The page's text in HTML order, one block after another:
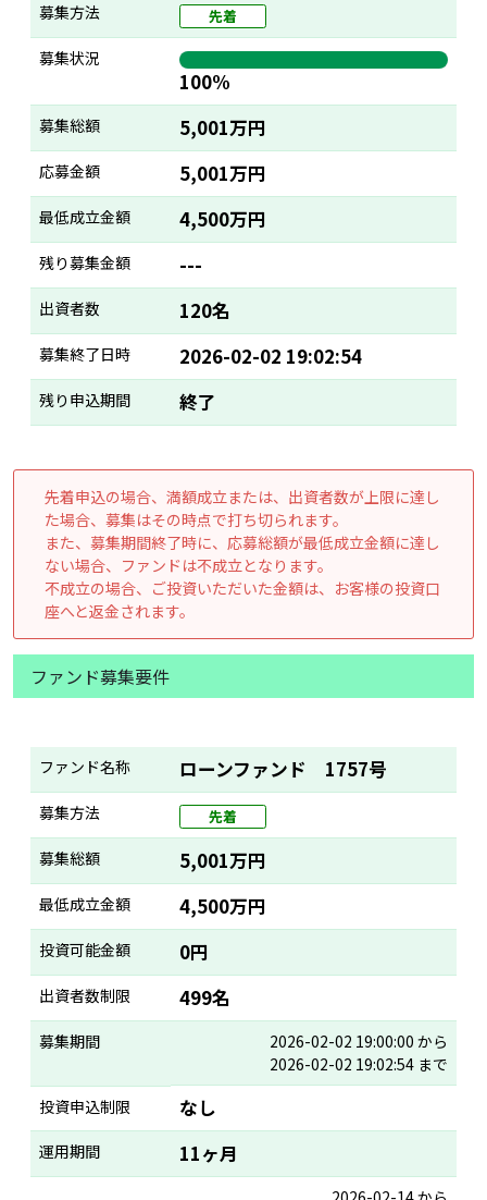
募集方法 先着
募集状況
100%
募集総額 5,001万円
応募金額 5,001万円
最低成立金額 4,500万円
残り募集金額 ---
出資者数 120名
募集終了日時 2026-02-02 19:02:54
残り申込期間 終了
先着申込の場合、満額成立または、出資者数が上限に達し
た場合、募集はその時点で打ち切られます。
また、募集期間終了時に、応募総額が最低成立金額に達し
ない場合、ファンドは不成立となります。
不成立の場合、ご投資いただいた金額は、お客様の投資口
座へと返金されます。
ファンド募集要件
ファンド名称 ローンファンド 1757号
募集方法 先着
募集総額 5,001万円
最低成立金額 4,500万円
投資可能金額 0円
出資者数制限 499名
募集期間
2026-02-02 19:00:00 から
2026-02-02 19:02:54 まで
投資申込制限
なし
運用期間 11ヶ月